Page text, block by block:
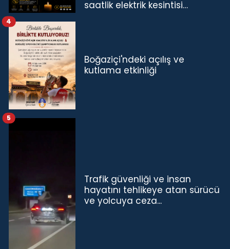
saatlik elektrik kesintisi…
Boğaziçi'ndeki açılış ve
kutlama etkinliği
4
Trafik güvenliği ve insan
hayatını tehlikeye atan sürücü
ve yolcuya ceza...
5